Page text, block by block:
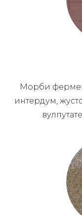
Морби
интердум,